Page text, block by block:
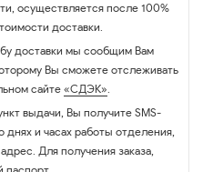
осуществляется после 100%
доставки.
доставки мы сообщим Вам
Вы сможете отслеживать
сайте «СДЭК».
выдачи, Вы получите SMS-
и часах работы отделения,
Для получения заказа,